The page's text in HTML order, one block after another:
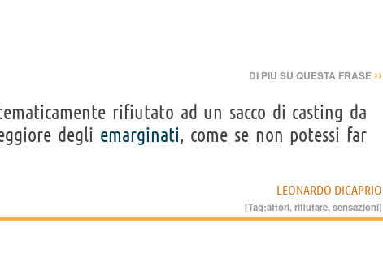
DI PIÙ SU QUESTA FRASE ››
rifiutato ad un sacco di casting da
degli emarginati, come se non potessi far
LEONARDO DICAPRIO
[Tag:attori,rifiutare,sensazioni]